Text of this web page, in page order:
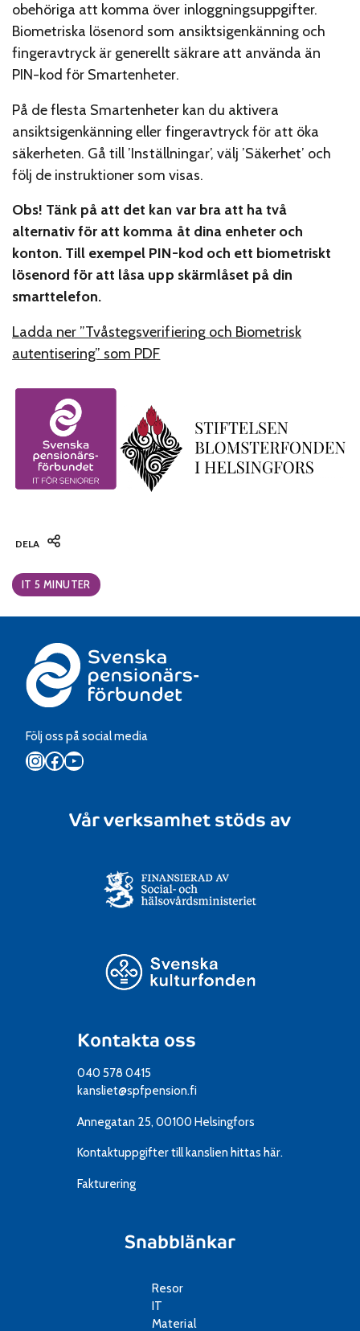
obehöriga att komma över inloggningsuppgifter.
Biometriska lösenord som ansiktsigenkänning och
fingeravtryck är generellt säkrare att använda än
PIN-kod för Smartenheter.
På de flesta Smartenheter kan du aktivera
ansiktsigenkänning eller fingeravtryck för att öka
säkerheten. Gå till ’Inställningar’, välj ’Säkerhet’ och
följ de instruktioner som visas.
Obs! Tänk på att det kan var bra att ha två
alternativ för att komma åt dina enheter och
konton. Till exempel PIN-kod och ett biometriskt
lösenord för att låsa upp skärmlåset på din
smarttelefon.
Ladda ner ”Tvåstegsverifiering och Biometrisk
autentisering” som PDF
DELA
Categories:
IT 5 MINUTER
Följ oss på social media
Instagram
Facebook
YouTube
Kontakta oss
040 578 0415
kansliet@spfpension.fi
Annegatan 25, 00100 Helsingfors
Kontaktuppgifter till kanslien hittas här.
Fakturering
Snabblänkar
Resor
IT
Material
Vår verksamhet stöds av